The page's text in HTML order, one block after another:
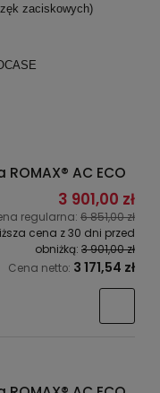
zaciskowych)
AC ECO
3 901,00 zł
regularna: 6 851,00 zł
cena z 30 dni przed
obniżką: 3 901,00 zł
Cena netto: 3 171,54 zł